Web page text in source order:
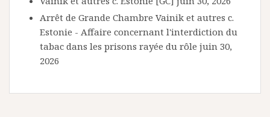
Arrêt de Grande Chambre Vainik et autres c.
Estonie - Affaire concernant l'interdiction du
tabac dans les prisons rayée du rôle juin 30,
2026